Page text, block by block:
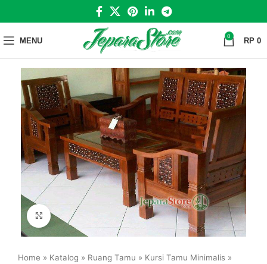
MENU 0 RP 0
Click to enlarge
Home » Katalog » Ruang Tamu » Kursi Tamu Minimalis »